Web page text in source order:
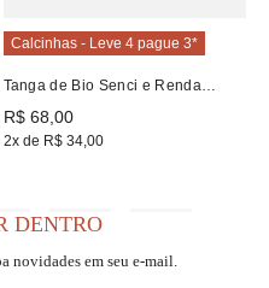
Calcinhas - Leve 4 pague 3*
Tanga de Bio Senci e Renda
R$ 68 00
2x de R$ 34,00
DENTRO
novidades em seu e-mail.